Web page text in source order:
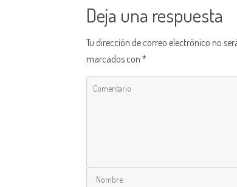
Deja una respuesta
Tu dirección de correo electrónico no
marcados con*